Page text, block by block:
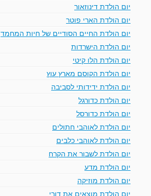
יום הולדת דינוזאור
יום הולדת הארי פוטר
יום הולדת החיים הסודיים של חיות המחמד
יום הולדת הישרדות
יום הולדת הלו קיטי
יום הולדת הקוסם מארץ עוץ
יום הולדת ידידותי לסביבה
יום הולדת כדורגל
יום הולדת כדורסל
יום הולדת לאוהבי חתולים
יום הולדת לאוהבי כלבים
יום הולדת לשבור את הקרח
יום הולדת מדע
יום הולדת מוזיקה
יום הולדת מוצאים את דורי